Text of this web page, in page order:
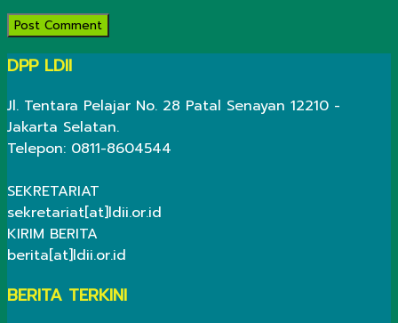
DPP LDII
Jl. Tentara Pelajar No. 28 Patal Senayan 12210 -
Jakarta Selatan.
Telepon: 0811-8604544
SEKRETARIAT
sekretariat[at]ldii.or.id
KIRIM BERITA
berita[at]ldii.or.id
BERITA TERKINI